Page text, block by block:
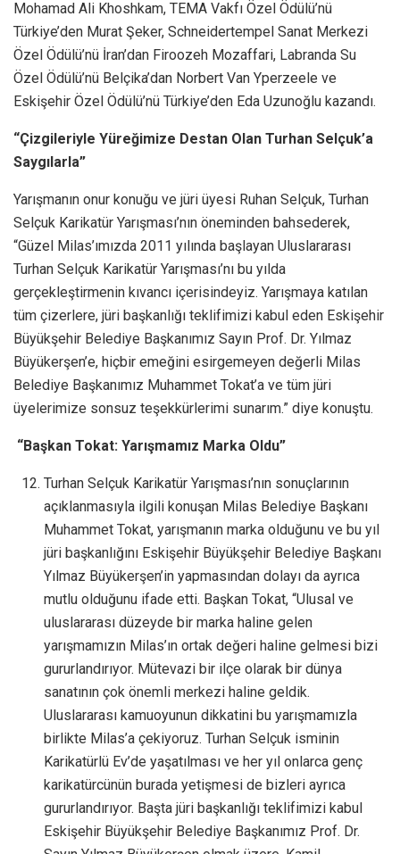
Mohamad Ali Khoshkam, TEMA Vakfı Özel Ödülü’nü
Türkiye’den Murat Şeker, Schneidertempel Sanat Merkezi
Özel Ödülü’nü İran’dan Firoozeh Mozaffari, Labranda Su
Özel Ödülü’nü Belçika’dan Norbert Van Yperzeele ve
Eskişehir Özel Ödülü’nü Türkiye’den Eda Uzunoğlu kazandı.
“Çizgileriyle Yüreğimize Destan Olan Turhan Selçuk’a
Saygılarla”
Yarışmanın onur konuğu ve jüri üyesi Ruhan Selçuk, Turhan
Selçuk Karikatür Yarışması’nın öneminden bahsederek,
“Güzel Milas’ımızda 2011 yılında başlayan Uluslararası
Turhan Selçuk Karikatür Yarışması’nı bu yılda
gerçekleştirmenin kıvancı içerisindeyiz. Yarışmaya katılan
tüm çizerlere, jüri başkanlığı teklifimizi kabul eden Eskişehir
Büyükşehir Belediye Başkanımız Sayın Prof. Dr. Yılmaz
Büyükerşen’e, hiçbir emeğini esirgemeyen değerli Milas
Belediye Başkanımız Muhammet Tokat’a ve tüm jüri
üyelerimize sonsuz teşekkürlerimi sunarım.” diye konuştu.
“Başkan Tokat: Yarışmamız Marka Oldu”
Turhan Selçuk Karikatür Yarışması’nın sonuçlarının
açıklanmasıyla ilgili konuşan Milas Belediye Başkanı
Muhammet Tokat, yarışmanın marka olduğunu ve bu yıl
jüri başkanlığını Eskişehir Büyükşehir Belediye Başkanı
Yılmaz Büyükerşen’in yapmasından dolayı da ayrıca
mutlu olduğunu ifade etti. Başkan Tokat, “Ulusal ve
uluslararası düzeyde bir marka haline gelen
yarışmamızın Milas’ın ortak değeri haline gelmesi bizi
gururlandırıyor. Mütevazi bir ilçe olarak bir dünya
sanatının çok önemli merkezi haline geldik.
Uluslararası kamuoyunun dikkatini bu yarışmamızla
birlikte Milas’a çekiyoruz. Turhan Selçuk isminin
Karikatürlü Ev’de yaşatılması ve her yıl onlarca genç
karikatürcünün burada yetişmesi de bizleri ayrıca
gururlandırıyor. Başta jüri başkanlığı teklifimizi kabul
Eskişehir Büyükşehir Belediye Başkanımız Prof. Dr.